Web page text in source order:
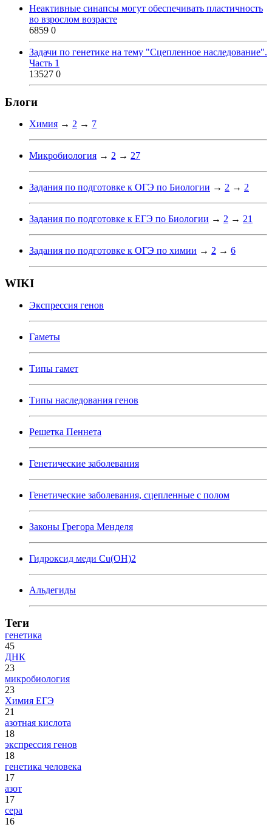
Неактивные синапсы могут обеспечивать пластичность
во взрослом возрасте
6859 0
Задачи по генетике на тему "Сцепленное наследование".
Часть 1
13527 0
Блоги
Химия → 2 → 7
Микробиология → 2 → 27
Задания по подготовке к ОГЭ по Биологии → 2 → 2
Задания по подготовке к ЕГЭ по Биологии → 2 → 21
Задания по подготовке к ОГЭ по химии → 2 → 6
WIKI
Экспрессия генов
Гаметы
Типы гамет
Типы наследования генов
Решетка Пеннета
Генетические заболевания
Генетические заболевания, сцепленные с полом
Законы Грегора Менделя
Гидроксид меди Cu(OH)2
Альдегиды
Теги
генетика
45
ДНК
23
микробиология
23
Химия ЕГЭ
21
азотная кислота
18
экспрессия генов
18
генетика человека
17
азот
17
сера
16